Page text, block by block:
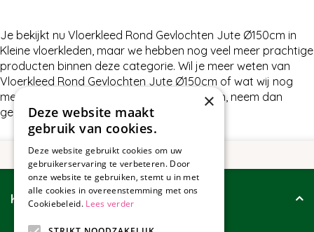
Je bekijkt nu Vloerkleed Rond Gevlochten Jute Ø150cm in
Kleine vloerkleden, maar we hebben nog veel meer prachtige
producten binnen deze categorie. Wil je meer weten van
Vloerkleed Rond Gevlochten Jute Ø150cm of wat wij nog
meer te bieden hebben in Kleine vloerkleden, neem dan
gerust contact met ons op.
Klantenservice
×
Deze website maakt
gebruik van cookies.
Deze website gebruikt cookies om uw
gebruikerservaring te verbeteren. Door
onze website te gebruiken, stemt u in met
alle cookies in overeenstemming met ons
Cookiebeleid. Lees verder